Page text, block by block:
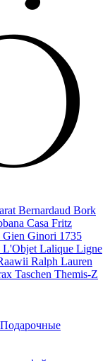
Bernardaud Bork
Casa Fritz
Gien Ginori 1735
L'Objet Lalique Ligne
Ralph Lauren
Taschen Themis-Z
Подарочные